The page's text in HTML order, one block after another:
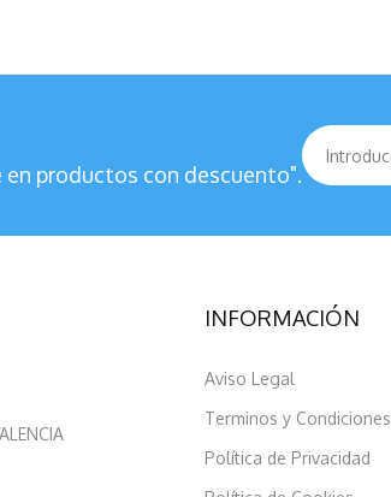
en productos con descuento".
INFORMACIÓN
Aviso Legal
Terminos y Condiciones
Política de Privacidad